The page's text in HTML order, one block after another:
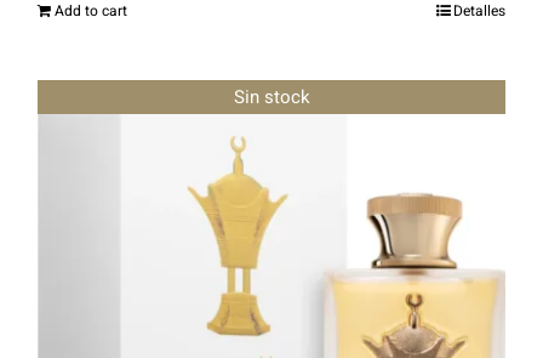
Add to cart Detalles
Sin stock